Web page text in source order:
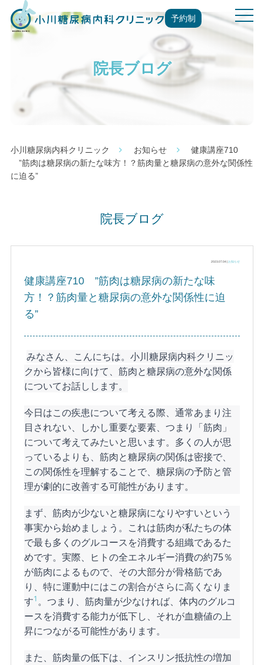
予約制
t
o
g
a
院長ブログ
小川糖尿病内科クリニック お知らせ
健康講座710
”筋肉は糖尿病の新たな味方！？筋肉量と糖尿病の意外な関係性
に迫る”
院長ブログ
2023.07.04 |お知らせ
健康講座710 ”筋肉は糖尿病の新たな味
方！？筋肉量と糖尿病の意外な関係性に迫
る”
みなさん、こんにちは。小川糖尿病内科クリニッ
クから皆様に向けて、筋肉と糖尿病の意外な関係
についてお話しします。
今日はこの疾患について考える際、通常あまり注
目されない、しかし重要な要素、つまり「筋肉」
について考えてみたいと思います。多くの人が思
っているよりも、筋肉と糖尿病の関係は密接で、
この関係性を理解することで、糖尿病の予防と管
理が劇的に改善する可能性があります。
まず、筋肉が少ないと糖尿病になりやすいという
事実から始めましょう。これは筋肉が私たちの体
で最も多くのグルコースを消費する組織であるた
めです。実際、ヒトの全エネルギー消費の約75％
が筋肉によるもので、その大部分が骨格筋であ
り、特に運動中にはこの割合がさらに高くなりま
す1。つまり、筋肉量が少なければ、体内のグルコ
ースを消費する能力が低下し、それが血糖値の上
昇につながる可能性があります。
また、筋肉量の低下は、インスリン抵抗性の増加